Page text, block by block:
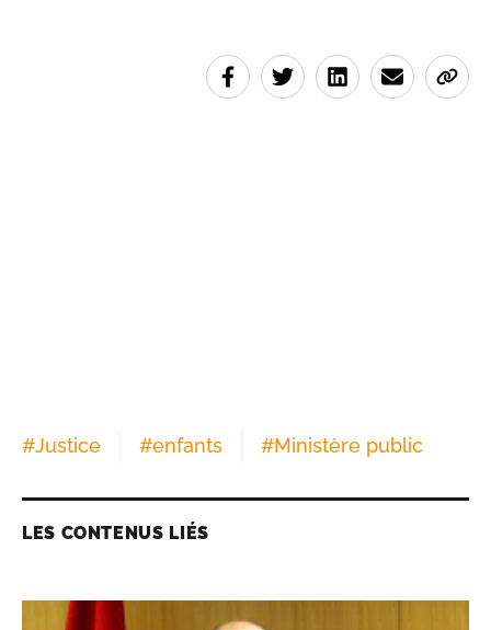
#Justice #enfants #Ministère public
LES CONTENUS LIÉS